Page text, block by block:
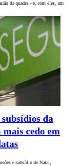
da quadra - e, com eles, um
subsídios da
mais cedo em
e subsídio de Natal,